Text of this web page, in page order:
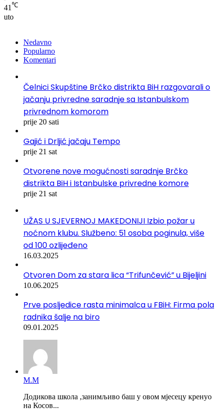
41℃
uto
Nedavno
Popularno
Komentari
Čelnici Skupštine Brčko distrikta BiH razgovarali o
jačanju privredne saradnje sa Istanbulskom
privrednom komorom
prije 20 sati
Gajić i Drljić jačaju Tempo
prije 21 sat
Otvorene nove mogućnosti saradnje Brčko
distrikta BiH i Istanbulske privredne komore
prije 21 sat
UŽAS U SJEVERNOJ MAKEDONIJI Izbio požar u
noćnom klubu. Službeno: 51 osoba poginula, više
od 100 ozlijeđeno
16.03.2025
Otvoren Dom za stara lica “Trifunčević” u Bijeljini
10.06.2025
Prve posljedice rasta minimalca u FBiH: Firma pola
radnika šalje na biro
09.01.2025
М.М
Додикова школа ,занимљиво баш у овом мјесецу кренуо
на Косов...